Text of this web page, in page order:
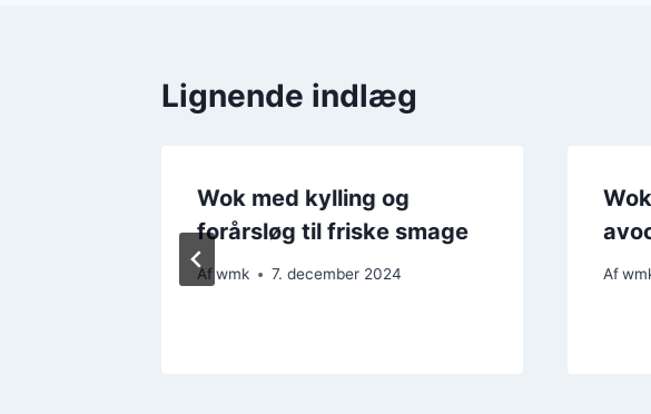
Lignende indlæg
Wok med kylling og
forårsløg til friske smage
Afwmk 7. december 2024 Af